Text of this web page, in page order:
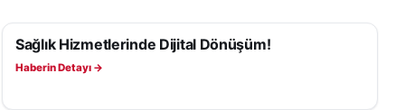
SAĞLIK
Sağlık Hizmetlerinde Dijital Dönüşüm!
Haberin Detayı →